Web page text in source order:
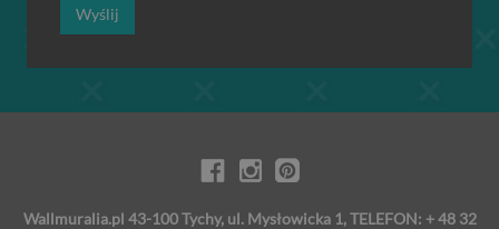
Wyślij
Wallmuralia.pl 43-100 Tychy, ul. Mysłowicka 1, TELEFON: + 48 32